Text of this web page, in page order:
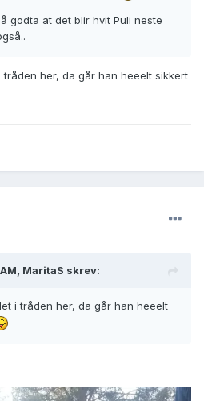
godta at det blir hvit Puli neste
her, da går han heeelt sikkert
MaritaS skrev:
i tråden her, da går han heeelt